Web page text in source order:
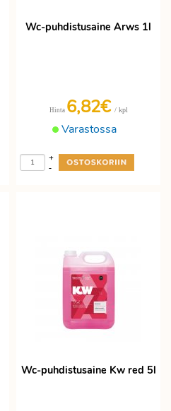
Wc-puhdistusaine Arws 1l
Varastossa
Hinta 6,82€ / kpl
-
+
Wc-puhdistusaine Kw red 5l